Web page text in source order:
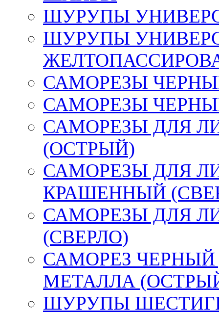
ШУРУПЫ
ШУРУПЫ
САМОРЕЗЫ
САМОРЕЗЫ
САМОРЕЗЫ ДЛЯ
(ОСТРЫЙ)
САМОРЕЗЫ ДЛЯ
КРАШЕННЫЙ
САМОРЕЗЫ ДЛЯ
(СВЕРЛО)
САМОРЕЗ
МЕТАЛЛА
ШУРУПЫ